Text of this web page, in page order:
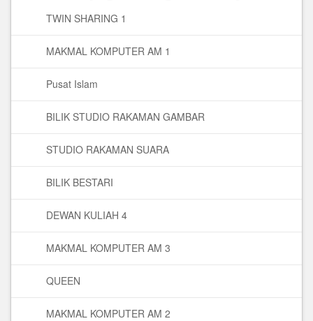
TWIN SHARING 1
MAKMAL KOMPUTER AM 1
Pusat Islam
BILIK STUDIO RAKAMAN GAMBAR
STUDIO RAKAMAN SUARA
BILIK BESTARI
DEWAN KULIAH 4
MAKMAL KOMPUTER AM 3
QUEEN
MAKMAL KOMPUTER AM 2